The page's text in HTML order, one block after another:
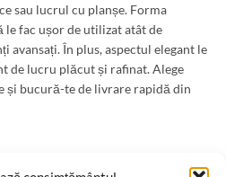
sau lucrul cu planșe. Forma
fac ușor de utilizat atât de
avansați. În plus, aspectul elegant le
de lucru plăcut și rafinat. Alege
bucură-te de livrare rapidă din
astromagie -Termeni de utilizare